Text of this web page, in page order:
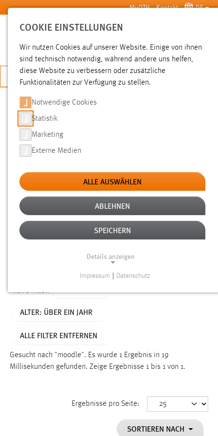
Zum Hauptinhalt springen MyOTH Kontakt DE
SUCHE
JETZT BEWERBEN
SUCHE
FILTER
Typ
Erstellungsdatum
Alter
Aktive Filter:
ALTER: ÜBER EIN JAHR
ALLE FILTER ENTFERNEN
Gesucht nach "moodle". Es wurde 1 Ergebnis in 19
Millisekunden gefunden. Zeige Ergebnisse 1 bis 1 von 1.
Ergebnisse pro Seite:
SORTIEREN NACH
COOKIE EINSTELLUNGEN
Wir nutzen Cookies auf unserer Website. Einige von ihnen
sind technisch notwendig, während andere uns helfen,
diese Website zu verbessern oder zusätzliche
Funktionalitäten zur Verfügung zu stellen.
Notwendige Cookies
Statistik
Marketing
Externe Medien
ALLE AUSWÄHLEN
ABLEHNEN
SPEICHERN
Details anzeigen
Funktionen und sind für die einwandfreie Funktion der
Name:
Dieser Cookie speichert die ausgewählten Einverständnis-
Impressum Datenschutz